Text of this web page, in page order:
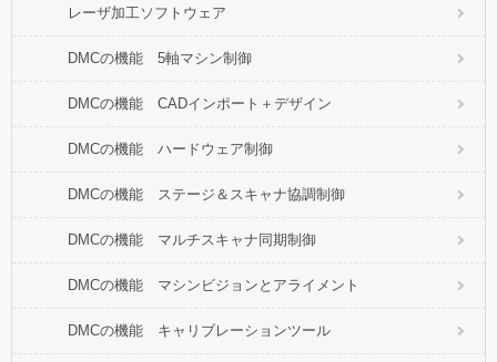
レーザ加工ソフトウェア
DMCの機能 5軸マシン制御
DMCの機能 CADインポート＋デザイン
DMCの機能 ハードウェア制御
DMCの機能 ステージ＆スキャナ協調制御
DMCの機能 マルチスキャナ同期制御
DMCの機能 マシンビジョンとアライメント
DMCの機能 キャリブレーションツール